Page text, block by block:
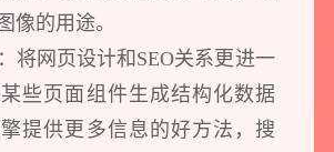
像的用途。
将网页设计和SEO关系更进一
些页面组件生成结构化数据
提供更多信息的好方法，搜